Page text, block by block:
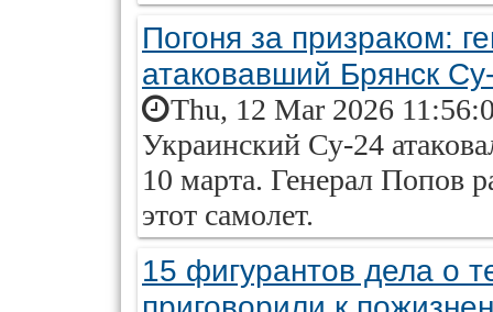
Погоня за призраком:
атаковавший Брянск
Thu, 12 Mar 2026
Украинский Су-24
10 марта. Генерал Попов
этот самолет.
15 фигурантов дела о